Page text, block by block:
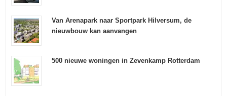
Van Arenapark naar Sportpark Hilversum, de
nieuwbouw kan aanvangen
500 nieuwe woningen in Zevenkamp Rotterdam